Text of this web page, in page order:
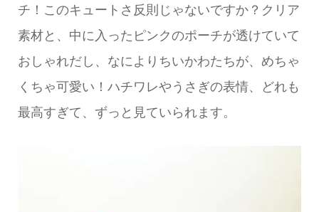
チ！このキュートさ反則じゃないですか？クリア
素材と、中に入ったピンクのポーチが透けていて
おしゃれだし、なによりちいかわたちが、めちゃ
くちゃ可愛い！ハチワレやうさぎの表情、どれも
最高すぎて、ずっと見ていられます。